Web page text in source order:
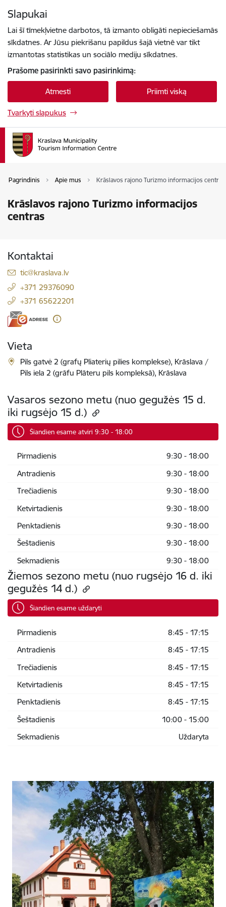
Slapukai
Lai šī tīmekļvietne darbotos, tā izmanto obligāti nepieciešamās
sīkdatnes. Ar Jūsu piekrišanu papildus šajā vietnē var tikt
izmantotas statistikas un sociālo mediju sīkdatnes.
Prašome pasirinkti savo pasirinkimą:
Atmesti Priimti viską
Tvarkyti slapukus
Pagrindinis Apie mus Krāslavos rajono Turizmo informacijos centras
Krāslavos rajono Turizmo informacijos
centras
Kontaktai
El. paštas:
tic@kraslava.lv
+371 29376090
+371 65622201
Vieta
Pils gatvė 2 (grafų Pliaterių pilies komplekse), Krāslava /
Pils iela 2 (grāfu Plāteru pils kompleksā), Krāslava
Vasaros sezono metu (nuo gegužės 15 d.
iki rugsėjo 15 d.)
Šiandien esame atviri 9:30 - 18:00
Pirmadienis
9:30 - 18:00
Antradienis
9:30 - 18:00
Trečiadienis
9:30 - 18:00
Ketvirtadienis
9:30 - 18:00
Penktadienis
9:30 - 18:00
Šeštadienis
9:30 - 18:00
Sekmadienis
9:30 - 18:00
Žiemos sezono metu (nuo rugsėjo 16 d. iki
gegužės 14 d.)
Šiandien esame uždaryti
Pirmadienis
8:45 - 17:15
Antradienis
8:45 - 17:15
Trečiadienis
8:45 - 17:15
Ketvirtadienis
8:45 - 17:15
Penktadienis
8:45 - 17:15
Šeštadienis
10:00 - 15:00
Sekmadienis
Uždaryta